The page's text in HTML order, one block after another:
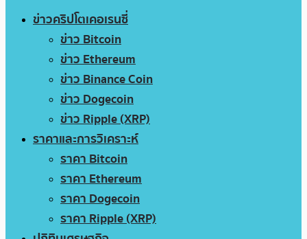
ข่าวคริปโตเคอเรนซี่
ข่าว Bitcoin
ข่าว Ethereum
ข่าว Binance Coin
ข่าว Dogecoin
ข่าว Ripple (XRP)
ราคาและการวิเคราะห์
ราคา Bitcoin
ราคา Ethereum
ราคา Dogecoin
ราคา Ripple (XRP)